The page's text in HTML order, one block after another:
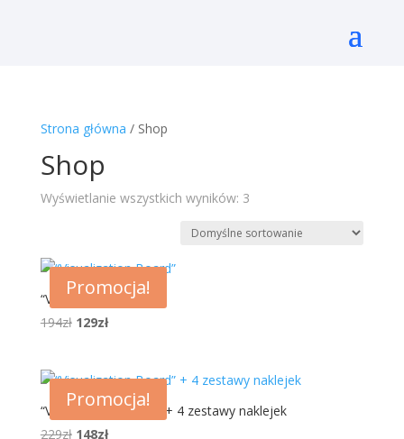
Strona główna / Shop
Shop
Wyświetlanie wszystkich wyników: 3
Promocja!
“Visualization Board”
194zł 129zł
Promocja!
“Visualization Board” + 4 zestawy naklejek
229zł 148zł